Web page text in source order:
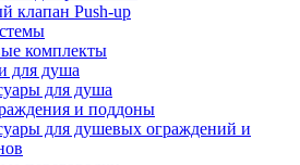
клапан Push-up
комплекты
для душа
для душа
и поддоны
для душевых ограждений и